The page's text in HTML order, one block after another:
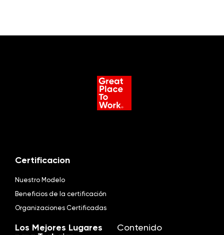
Certificacion
Nuestro Modelo
Beneficios de la certificación
Organizaciones Certificadas
Los Mejores Lugares
Contenido